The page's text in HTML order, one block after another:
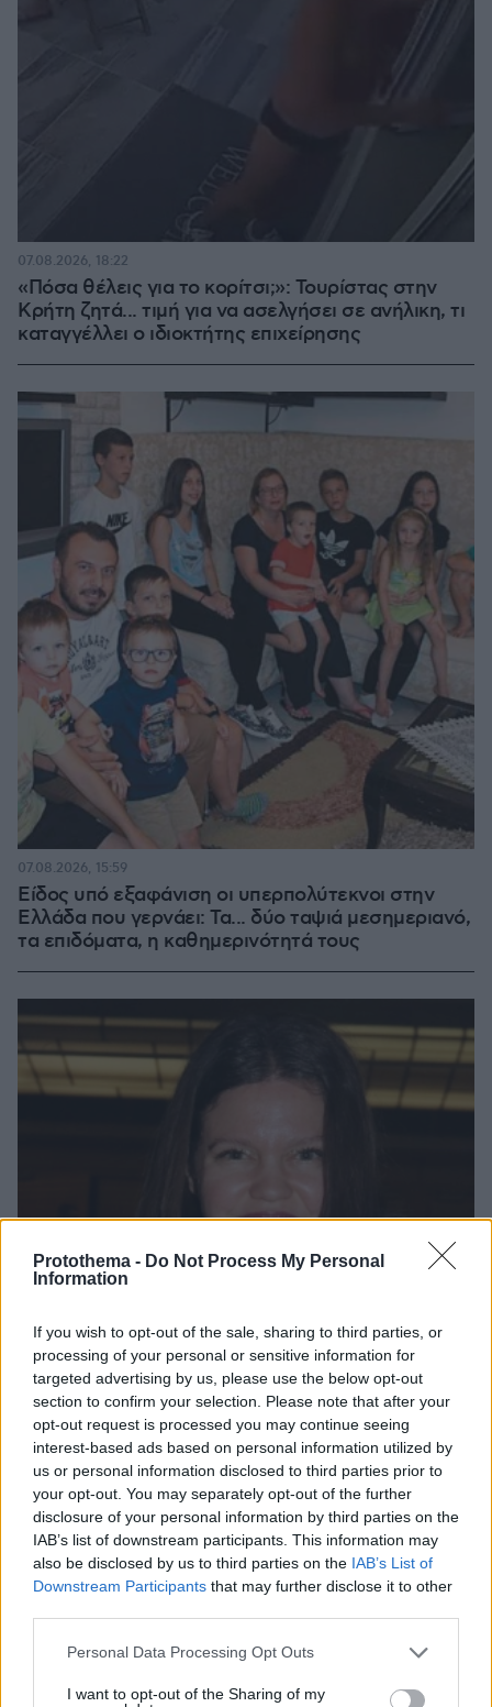
Protothema - Do Not Process My Personal
Information
If you wish to opt-out of the sale, sharing to third parties, or
processing of your personal or sensitive information for
targeted advertising by us, please use the below opt-out
section to confirm your selection. Please note that after your
opt-out request is processed you may continue seeing
interest-based ads based on personal information utilized by
us or personal information disclosed to third parties prior to
your opt-out. You may separately opt-out of the further
disclosure of your personal information by third parties on the
IAB’s list of downstream participants. This information may
also be disclosed by us to third parties on the IAB’s List of
Downstream Participants that may further disclose it to other
Please note that this website/app uses one or more Google
not limited to your visit or usage behaviour. You may click to
Personal Data Processing Opt Outs
I want to opt-out of the Sharing of my
«Πόσα θέλεις για το κορίτσι;»: Τουρίστας στην
Κρήτη ζητά... τιμή για να ασελγήσει σε ανήλικη, τι
καταγγέλλει ο ιδιοκτήτης επιχείρησης
07.08.2026, 18:22
Είδος υπό εξαφάνιση οι υπερπολύτεκνοι στην
Ελλάδα που γερνάει: Τα... δύο ταψιά μεσημεριανό,
τα επιδόματα, η καθημερινότητά τους
07.08.2026, 15:59
Η Λίλα Μπακλέση έφερε στον κόσμο το πρώτο
της παιδί, δείτε την ανάρτηση του συντρόφου της
περί... λαού και εξουσίας
07.08.2026, 22:23
Βάλθηκε να τρελάνει κόσμο ο Καντέρ:
δηλώνει ότι πληροί τα κριτήρια...
να παίξει στο WNBA